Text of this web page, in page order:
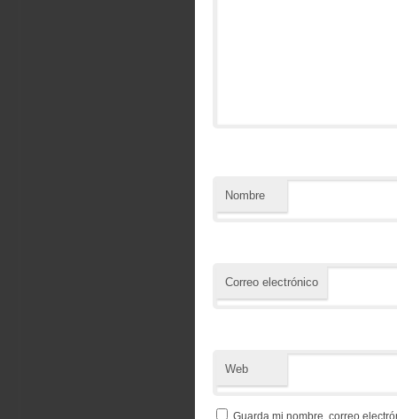
Nombre
Correo electrónico
Web
Guarda mi nombre, correo